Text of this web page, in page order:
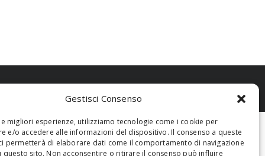
Gestisci Consenso
migliori esperienze, utilizziamo tecnologie come i cookie per
e/o accedere alle informazioni del dispositivo. Il consenso a queste
permetterà di elaborare dati come il comportamento di navigazione
questo sito. Non acconsentire o ritirare il consenso può influire